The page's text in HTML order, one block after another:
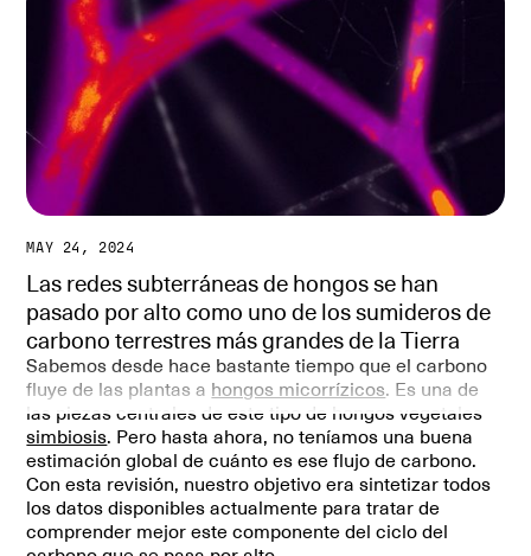
MAY 24, 2024
Las redes subterráneas de hongos se han
pasado por alto como uno de los sumideros de
carbono terrestres más grandes de la Tierra
Sabemos desde hace bastante tiempo que el carbono
fluye de las plantas a hongos micorrízicos. Es una de
las piezas centrales de este tipo de hongos vegetales
simbiosis. Pero hasta ahora, no teníamos una buena
estimación global de cuánto es ese flujo de carbono.
Con esta revisión, nuestro objetivo era sintetizar todos
los datos disponibles actualmente para tratar de
comprender mejor este componente del ciclo del